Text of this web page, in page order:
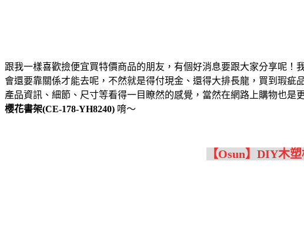
跟我一樣喜歡撿便宜買特價商品的朋友，有個好消息要跟大家分享呢
會還要靠關係才能去呢，不然就是得付現金、還得大排長龍，買到瑕
產品資訊、細節、尺寸等看得一目瞭然的感覺，當然在網路上購物也是
櫻花書架(CE-178-YH8240) 唷～
【Osun】DIY木